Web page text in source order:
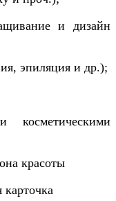
и дизайн
эпиляция и др.);
косметическими
красоты